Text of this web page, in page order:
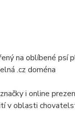
na oblíbené psí
.cz doména
i online
v oblasti